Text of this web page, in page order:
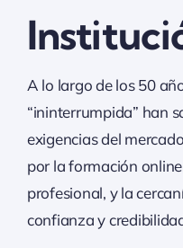
A lo largo de los 50
“ininterrumpida” han
exigencias del
por la formación
profesional, y la
confianza y